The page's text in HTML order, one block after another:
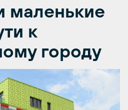
маленькие
к
городу